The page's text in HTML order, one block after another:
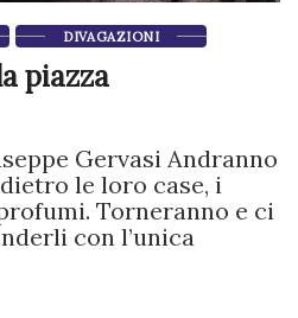
DIVAGAZIONI
piazza
Gervasi Andranno
le loro case, i
Torneranno e ci
con l’unica